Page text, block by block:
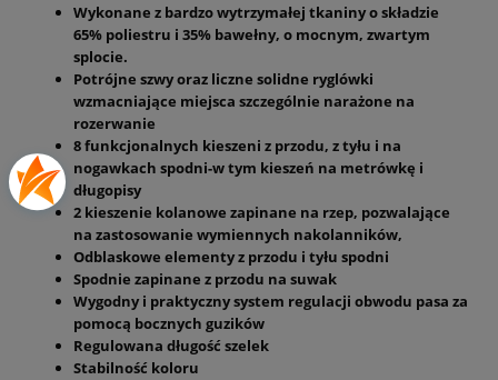
Wykonane z bardzo wytrzymałej tkaniny o składzie
65% poliestru i 35% bawełny, o mocnym, zwartym
splocie.
Potrójne szwy oraz liczne solidne ryglówki
wzmacniające miejsca szczególnie narażone na
rozerwanie
8 funkcjonalnych kieszeni z przodu, z tyłu i na
nogawkach spodni-w tym kieszeń na metrówkę i
długopisy
2 kieszenie kolanowe zapinane na rzep, pozwalające
na zastosowanie wymiennych nakolanników,
Odblaskowe elementy z przodu i tyłu spodni
Spodnie zapinane z przodu na suwak
Wygodny i praktyczny system regulacji obwodu pasa za
pomocą bocznych guzików
Regulowana długość szelek
Stabilność koloru